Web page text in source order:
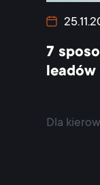
7
leadów
Dla